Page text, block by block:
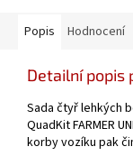
Popis Hodnocení
Detailní popis
Sada čtyř lehkých
QuadKit FARMER
korby vozíku pak